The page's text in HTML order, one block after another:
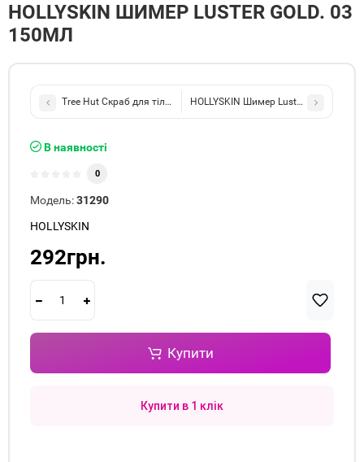
HOLLYSKIN ШИМЕР LUSTER GOLD. 03
150МЛ
Tree Hut Скраб для тіла Palm Grove Sugar Scrub 510g
HOLLYSKIN Шимер Luster nude rose.
В наявності
0
Модель:31290
HOLLYSKIN
292грн.
Купити
Купити в 1 клік